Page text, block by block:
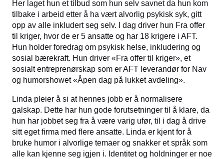
Her laget hun et tilbud som hun selv savnet da hun kom
tilbake i arbeid etter å ha vært alvorlig psykisk syk, gitt
opp av alle inkludert seg selv. I dag driver hun Fra offer
til kriger, hvor de er 5 ansatte og har 18 krigere i AFT.
Hun holder foredrag om psykisk helse, inkludering og
sosial bærekraft. Hun driver «Fra offer til kriger», et
sosialt entreprenørskap som er AFT leverandør for Nav
og humorshowet «Åpen dag på lukket avdeling».
Linda pleier å si at hennes jobb er å normalisere
galskap. Dette har hun gode forutsetninger til å klare, da
hun har jobbet seg fra å være varig ufør, til i dag å drive
sitt eget firma med flere ansatte. Linda er kjent for å
bruke humor i alvorlige temaer og snakker et språk som
alle kan kjenne seg igjen i. Identitet og holdninger er noe